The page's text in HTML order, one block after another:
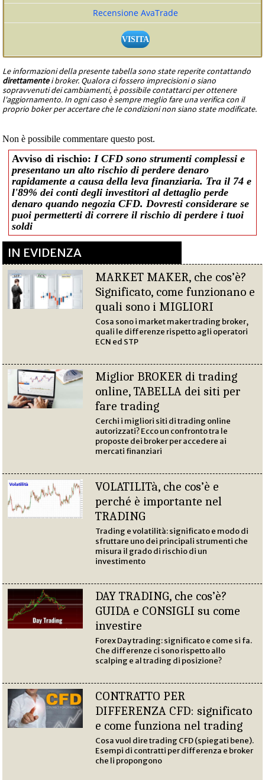
Recensione AvaTrade
VISITA
Le informazioni della presente tabella sono state reperite contattando
direttamentei broker. Qualora ci fossero imprecisioni o siano
sopravvenuti dei cambiamenti, è possibile contattarci per ottenere
l'aggiornamento. In ogni caso è sempre meglio fare una verifica con il
proprio boker per accertare che le condizioni non siano state modificate.
Non è possibile commentare questo post.
Avviso di rischio:I CFD sono strumenti complessi e
presentano un alto rischio di perdere denaro
rapidamente a causa della leva finanziaria. Tra il 74 e
l'89% dei conti degli investitori al dettaglio perde
denaro quando negozia CFD. Dovresti considerare se
puoi permetterti di correre il rischio di perdere i tuoi
soldi
IN EVIDENZA
MARKET MAKER, che cos’è?
Significato, come funzionano e
quali sono i MIGLIORI
Cosa sono i market maker trading broker,
quali le differenze rispetto agli operatori
ECN ed STP
Miglior BROKER di trading
online, TABELLA dei siti per
fare trading
Cerchi i migliori siti di trading online
autorizzati? Ecco un confronto tra le
proposte dei broker per accedere ai
mercati finanziari
VOLATILITà, che cos’è e
perché è importante nel
TRADING
Trading e volatilità: significato e modo di
sfruttare uno dei principali strumenti che
misura il grado di rischio di un
investimento
DAY TRADING, che cos’è?
GUIDA e CONSIGLI su come
investire
Forex Day trading: significato e come si fa.
Che differenze ci sono rispetto allo
scalping e al trading di posizione?
CONTRATTO PER
DIFFERENZA CFD: significato
e come funziona nel trading
Cosa vuol dire trading CFD (spiegati bene).
Esempi di contratti per differenza e broker
che li propongono